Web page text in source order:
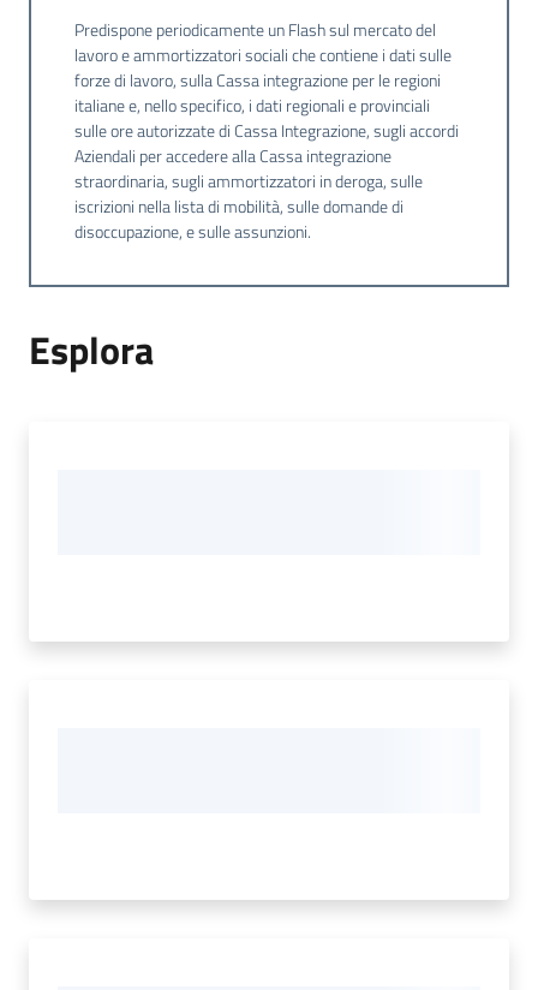
Predispone periodicamente un Flash sul mercato del
lavoro e ammortizzatori sociali che contiene i dati sulle
forze di lavoro, sulla Cassa integrazione per le regioni
italiane e, nello specifico, i dati regionali e provinciali
sulle ore autorizzate di Cassa Integrazione, sugli accordi
Aziendali per accedere alla Cassa integrazione
straordinaria, sugli ammortizzatori in deroga, sulle
iscrizioni nella lista di mobilità, sulle domande di
disoccupazione, e sulle assunzioni.
Esplora